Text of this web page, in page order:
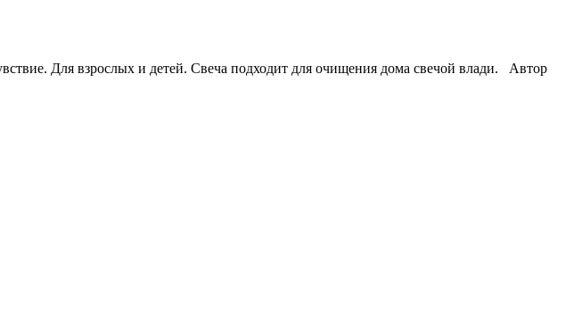
Для взрослых и детей. Свеча подходит для очищения дома свечой влади. Автор